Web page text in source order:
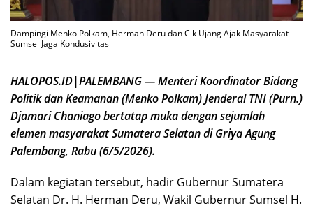
Dampingi Menko Polkam, Herman Deru dan Cik Ujang Ajak Masyarakat
Sumsel Jaga Kondusivitas
HALOPOS.ID|PALEMBANG — Menteri Koordinator Bidang
Politik dan Keamanan (Menko Polkam) Jenderal TNI (Purn.)
Djamari Chaniago bertatap muka dengan sejumlah
elemen masyarakat Sumatera Selatan di Griya Agung
Palembang, Rabu (6/5/2026).
Dalam kegiatan tersebut, hadir Gubernur Sumatera
Selatan Dr. H. Herman Deru, Wakil Gubernur Sumsel H.